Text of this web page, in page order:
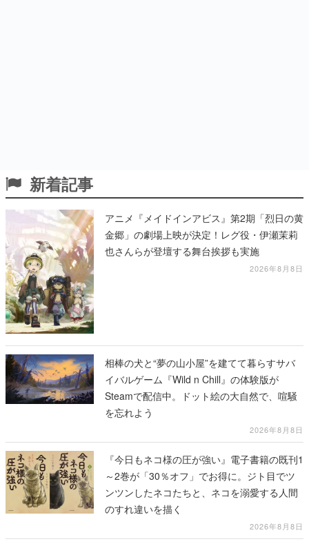
新着記事
アニメ『メイドインアビス』第2期「烈日の黄
金郷」の劇場上映が決定！レグ役・伊瀬茉莉
也さんらが登壇する舞台挨拶も実施
2026年8月8日
相棒の犬と“夢の山小屋”を建てて暮らすサバ
イバルゲーム『Wild n Chill』の体験版が
Steamで配信中。ドット絵の大自然で、喧騒
を忘れよう
2026年8月8日
『今日もネコ様の圧が強い』電子書籍の既刊1
～2巻が「30％オフ」でお得に。ジト目でツ
ンツンしたネコたちと、ネコを溺愛する人間
のすれ違いを描く
2026年8月8日